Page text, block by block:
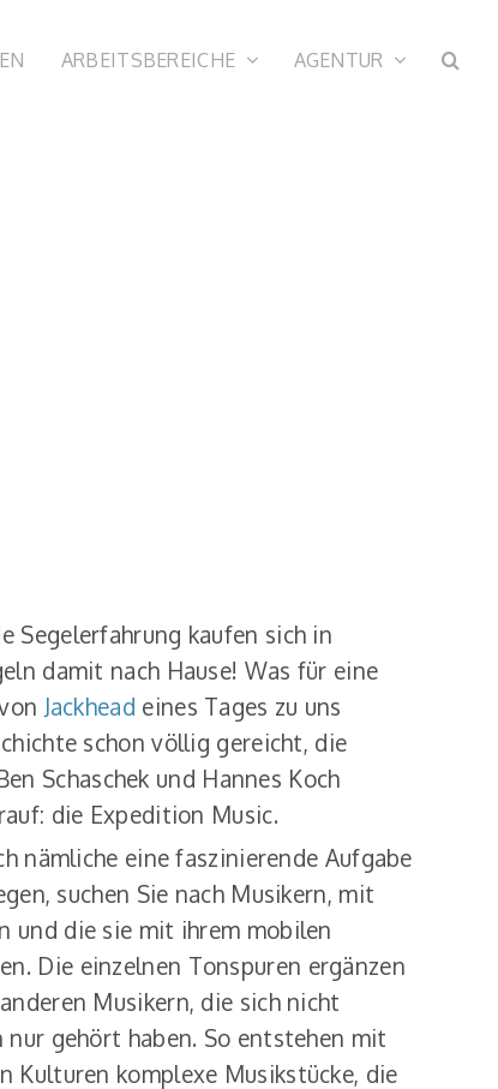
ARBEITSBEREICHE AGENTUR
Segelerfahrung kaufen sich in
damit nach Hause! Was für eine
Jackhead eines Tages zu uns
schon völlig gereicht, die
Schaschek und Hannes Koch
die Expedition Music.
nämliche eine faszinierende Aufgabe
suchen Sie nach Musikern, mit
und die sie mit ihrem mobilen
Die einzelnen Tonspuren ergänzen
Musikern, die sich nicht
gehört haben. So entstehen mit
Kulturen komplexe Musikstücke, die